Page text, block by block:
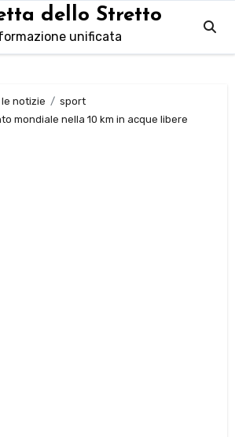
dello Stretto
unificata
notizie
sport
mondiale nella 10 km in acque libere